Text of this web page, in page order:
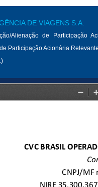
DE VIAGENS S.A.
Alienação de Participação
Participação Acionária